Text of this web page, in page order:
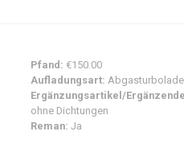
Pfand: €150.00
Aufladungsart:
Ergänzungsartikel/
ohne Dichtungen
Reman: Ja